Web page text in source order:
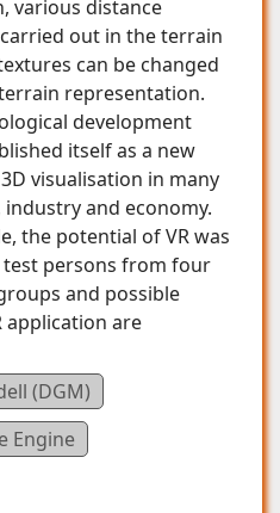
various distance
out in the terrain
can be changed
representation.
development
itself as a new
visualisation in many
and economy.
the potential of VR was
test persons from four
and possible
application are
(DGM)
Engine